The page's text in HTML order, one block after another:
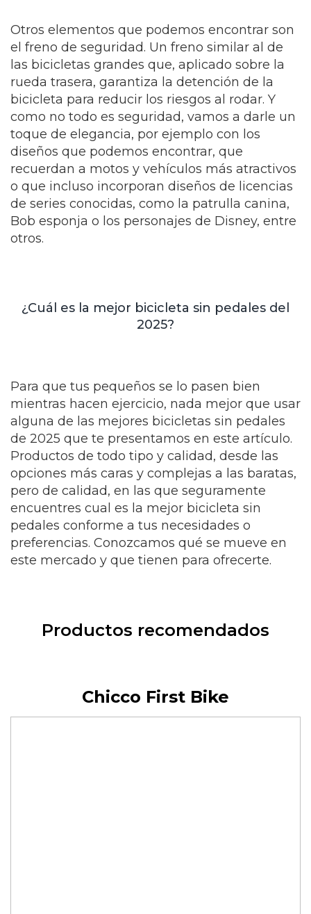
Otros elementos que podemos encontrar son
el freno de seguridad. Un freno similar al de
las bicicletas grandes que, aplicado sobre la
rueda trasera, garantiza la detención de la
bicicleta para reducir los riesgos al rodar. Y
como no todo es seguridad, vamos a darle un
toque de elegancia, por ejemplo con los
diseños que podemos encontrar, que
recuerdan a motos y vehículos más atractivos
o que incluso incorporan diseños de licencias
de series conocidas, como la patrulla canina,
Bob esponja o los personajes de Disney, entre
otros.
¿Cuál es la mejor bicicleta sin pedales del
2025?
Para que tus pequeños se lo pasen bien
mientras hacen ejercicio, nada mejor que usar
alguna de las mejores bicicletas sin pedales
de 2025 que te presentamos en este artículo.
Productos de todo tipo y calidad, desde las
opciones más caras y complejas a las baratas,
pero de calidad, en las que seguramente
encuentres cual es la mejor bicicleta sin
pedales conforme a tus necesidades o
preferencias. Conozcamos qué se mueve en
este mercado y que tienen para ofrecerte.
Productos recomendados
Chicco First Bike